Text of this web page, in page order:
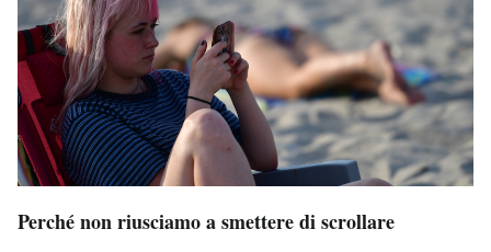
Perché non riusciamo a smettere di scrollare